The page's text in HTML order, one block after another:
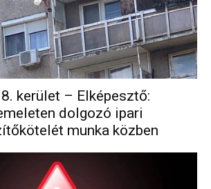
kerület – Elképesztő:
dolgozó ipari
munka közben